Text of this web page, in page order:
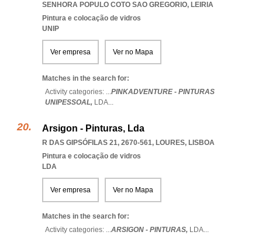
SENHORA POPULO COTO SAO GREGORIO, LEIRIA
Pintura e colocação de vidros
UNIP
Ver empresa Ver no Mapa
Matches in the search for:
Activity categories: ...PINKADVENTURE - PINTURAS
UNIPESSOAL, LDA...
Arsigon - Pinturas, Lda
R DAS GIPSÓFILAS 21, 2670-561, LOURES, LISBOA
Pintura e colocação de vidros
LDA
Ver empresa Ver no Mapa
Matches in the search for:
Activity categories: ...ARSIGON - PINTURAS, LDA...